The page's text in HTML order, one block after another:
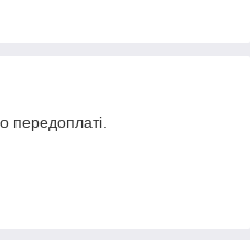
передоплаті.